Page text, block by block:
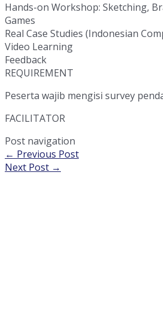
Hands-on Workshop: Sketching,
Games
Real Case Studies (Indonesian
Video Learning
Feedback
REQUIREMENT
Peserta wajib mengisi survey
FACILITATOR
Post navigation
← Previous Post
Next Post →